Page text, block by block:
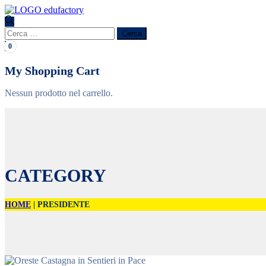
Ricerca
per:
0
My Shopping Cart
Nessun prodotto nel carrello.
CATEGORY
HOME PRESIDENTE